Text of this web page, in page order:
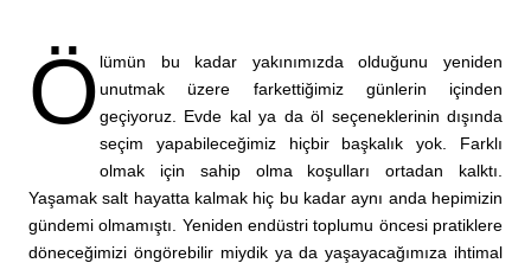
Ö lümün bu kadar yakınımızda olduğunu yeniden
unutmak üzere farkettiğimiz günlerin içinden
geçiyoruz. Evde kal ya da öl seçeneklerinin dışında
seçim yapabileceğimiz hiçbir başkalık yok. Farklı
olmak için sahip olma koşulları ortadan kalktı.
Yaşamak salt hayatta kalmak hiç bu kadar aynı anda hepimizin
gündemi olmamıştı. Yeniden endüstri toplumu öncesi pratiklere
döneceğimizi öngörebilir miydik ya da yaşayacağımıza ihtimal